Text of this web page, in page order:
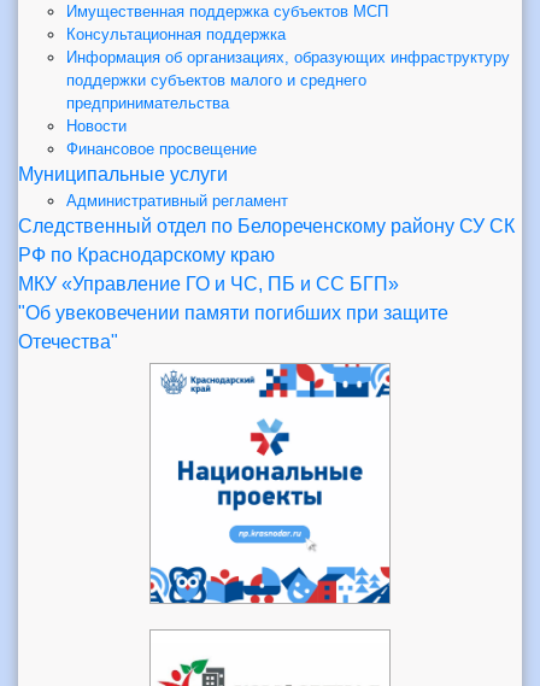
Имущественная поддержка субъектов МСП
Консультационная поддержка
Информация об организациях, образующих инфраструктуру
поддержки субъектов малого и среднего
предпринимательства
Новости
Финансовое просвещение
Муниципальные услуги
Административный регламент
Следственный отдел по Белореченскому району СУ СК
РФ по Краснодарскому краю
МКУ «Управление ГО и ЧС, ПБ и СС БГП»
"Об увековечении памяти погибших при защите
Отечества"